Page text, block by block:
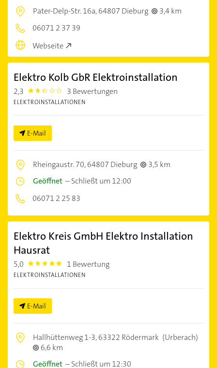
Pater-Delp-Str. 16a,64807 Dieburg
3,4 km
06071 2 37 39
Webseite
Elektro Kolb GbR Elektroinstallation
2,3 2.3 3 Bewertungen
ELEKTROINSTALLATIONEN
E-Mail
Rheingaustr. 70,64807 Dieburg
3,5 km
Geöffnet –Schließt um 12:00
06071 2 25 83
Elektro Kreis GmbH Elektro Installation
Hausrat
5,0 5.0 1 Bewertung
ELEKTROINSTALLATIONEN
E-Mail
Hallhüttenweg 1-3,63322 Rödermark (Urberach)
6,6 km
Geöffnet –Schließt um 12:30